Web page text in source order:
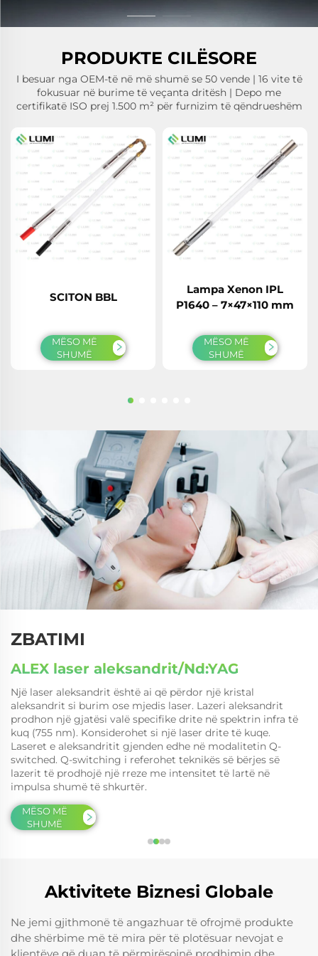
PRODUKTE CILËSORE
I besuar nga OEM-të në më shumë se 50 vende | 16 vite të
fokusuar në burime të veçanta dritësh | Depo me
certifikatë ISO prej 1.500 m² për furnizim të qëndrueshëm
SCITON BBL
MËSO MË
SHUMË
Lampa Xenon IPL
P1640 – 7×47×110 mm
MËSO MË
SHUMË
ZBATIMI
ALEX laser aleksandrit/Nd:YAG
Një laser aleksandrit është ai që përdor një kristal
aleksandrit si burim ose mjedis laser. Lazeri aleksandrit
prodhon një gjatësi valë specifike drite në spektrin infra të
kuq (755 nm). Konsiderohet si një laser drite të kuqe.
Laseret e aleksandritit gjenden edhe në modalitetin Q-
switched. Q-switching i referohet teknikës së bërjes së
lazerit të prodhojë një rreze me intensitet të lartë në
impulsa shumë të shkurtër.
MËSO MË
SHUMË
Aktivitete Biznesi Globale
Ne jemi gjithmonë të angazhuar të ofrojmë produkte
dhe shërbime më të mira për të plotësuar nevojat e